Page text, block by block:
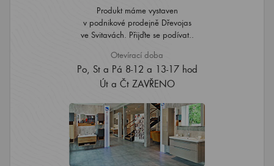
Produkt máme vystaven
v podnikové prodejně Dřevojas
ve Svitavách. Přijďte se podívat..
Otevírací doba
Po, St a Pá 8-12 a 13-17 hod
Út a Čt ZAVŘENO